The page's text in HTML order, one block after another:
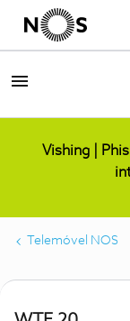
Vishing |
Telemóvel NOS